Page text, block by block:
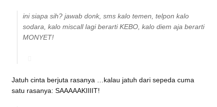
ini siapa sih? jawab donk, sms kalo temen, telpon kalo
sodara, kalo miscall lagi berarti KEBO, kalo diem aja berarti
MONYET!
Jatuh cinta berjuta rasanya …kalau jatuh dari sepeda cuma
satu rasanya: SAAAAAKIIIIT!